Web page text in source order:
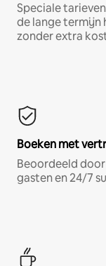
Speciale
de lange termijn
zonder extra
Boeken met
Beoordeeld
gasten en 24/7